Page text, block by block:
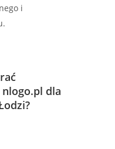
i
nlogo.pl dla